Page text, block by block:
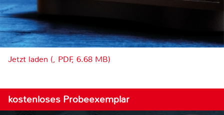
Jetzt laden (, PDF, 6.68 MB)
kostenloses Probeexemplar